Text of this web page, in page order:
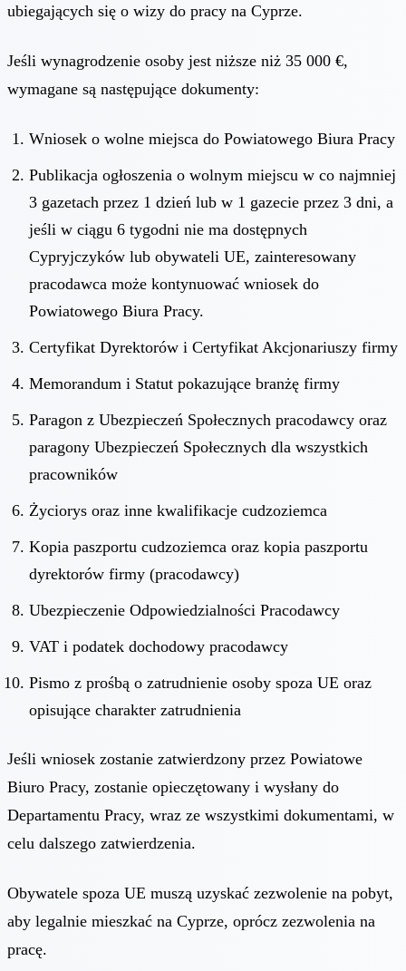
ubiegających się o wizy do pracy na Cyprze.
Jeśli wynagrodzenie osoby jest niższe niż 35 000 €,
wymagane są następujące dokumenty:
Wniosek o wolne miejsca do Powiatowego Biura Pracy
Publikacja ogłoszenia o wolnym miejscu w co najmniej
3 gazetach przez 1 dzień lub w 1 gazecie przez 3 dni, a
jeśli w ciągu 6 tygodni nie ma dostępnych
Cypryjczyków lub obywateli UE, zainteresowany
pracodawca może kontynuować wniosek do
Powiatowego Biura Pracy.
Certyfikat Dyrektorów i Certyfikat Akcjonariuszy firmy
Memorandum i Statut pokazujące branżę firmy
Paragon z Ubezpieczeń Społecznych pracodawcy oraz
paragony Ubezpieczeń Społecznych dla wszystkich
pracowników
Życiorys oraz inne kwalifikacje cudzoziemca
Kopia paszportu cudzoziemca oraz kopia paszportu
dyrektorów firmy (pracodawcy)
Ubezpieczenie Odpowiedzialności Pracodawcy
VAT i podatek dochodowy pracodawcy
Pismo z prośbą o zatrudnienie osoby spoza UE oraz
opisujące charakter zatrudnienia
Jeśli wniosek zostanie zatwierdzony przez Powiatowe
Biuro Pracy, zostanie opieczętowany i wysłany do
Departamentu Pracy, wraz ze wszystkimi dokumentami, w
celu dalszego zatwierdzenia.
Obywatele spoza UE muszą uzyskać zezwolenie na pobyt,
aby legalnie mieszkać na Cyprze, oprócz zezwolenia na
pracę.